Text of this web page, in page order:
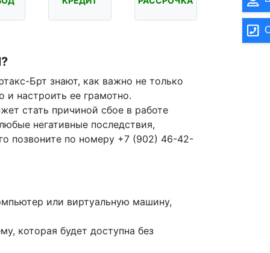
Брт знают, как важно не только
и настроить ее грамотно.
стать причиной сбое в работе
негативные последствия,
позвоните по номеру +7 (902) 46-42-
или виртуальную машину,
которая будет доступна без